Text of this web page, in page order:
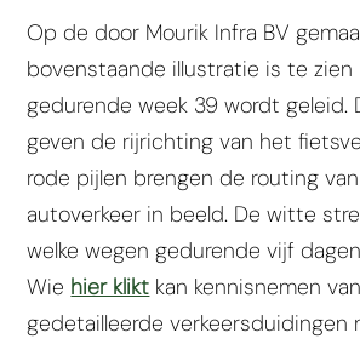
Op de door Mourik Infra BV
bovenstaande illustratie is te
gedurende week 39 wordt geleid.
geven de rijrichting van het
rode pijlen brengen de routing
autoverkeer in beeld. De witte
welke wegen gedurende vijf
Wie hier klikt kan kennisnemen
gedetailleerde verkeersduidingen